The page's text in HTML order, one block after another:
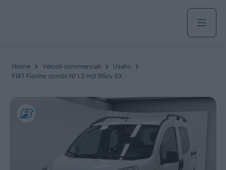
Acquista
Azienda
Servizi
Home Veicoli commerciali
Usato
FIAT Fiorino combi N1 1.3 mjt 95cv SX